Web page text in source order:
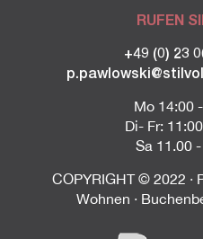
RUFEN
+49 (0) 23
Mo 14:00
Di- Fr:
Sa 11.00
COPYRIGHT © 2022 ·
Wohnen ·